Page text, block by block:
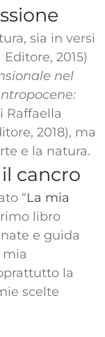
sia in versi
2015)
nel
Raffaella
2018), ma
e la natura.
cancro
“La mia
libro
e guida
mia
la
scelte